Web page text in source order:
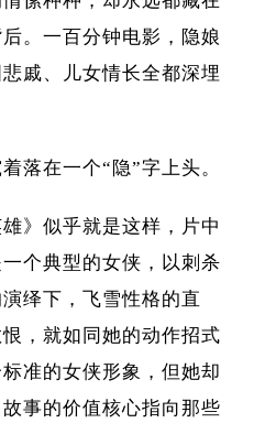
。一百分钟电影，隐娘
戚、儿女情长全都深埋
落在一个“隐”字上头。
》似乎就是这样，片中
个典型的女侠，以刺杀
绎下，飞雪性格的直
，就如同她的动作招式
准的女侠形象，但她却
事的价值核心指向那些